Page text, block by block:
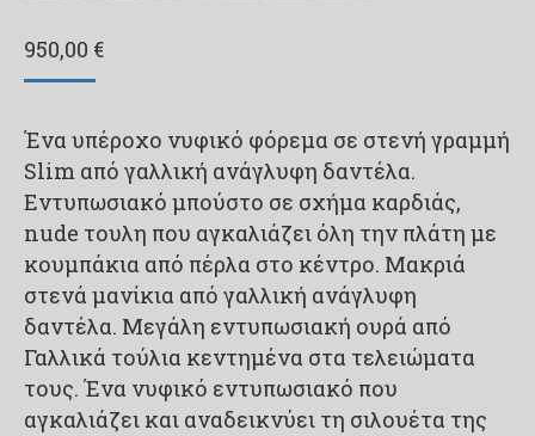
950,00 €
Ένα υπέροχο νυφικό φόρεμα σε στενή γραμμή
Slim από γαλλική ανάγλυφη δαντέλα.
Εντυπωσιακό μπούστο σε σχήμα καρδιάς,
nude τουλη που αγκαλιάζει όλη την πλάτη με
κουμπάκια από πέρλα στο κέντρο. Μακριά
στενά μανίκια από γαλλική ανάγλυφη
δαντέλα. Μεγάλη εντυπωσιακή ουρά από
Γαλλικά τούλια κεντημένα στα τελειώματα
τους. Ένα νυφικό εντυπωσιακό που
αγκαλιάζει και αναδεικνύει τη σιλουέτα της